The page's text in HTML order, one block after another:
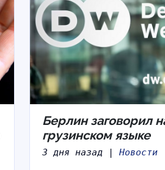
Берлин заговорил
грузинском языке
3 дня назад | Новости